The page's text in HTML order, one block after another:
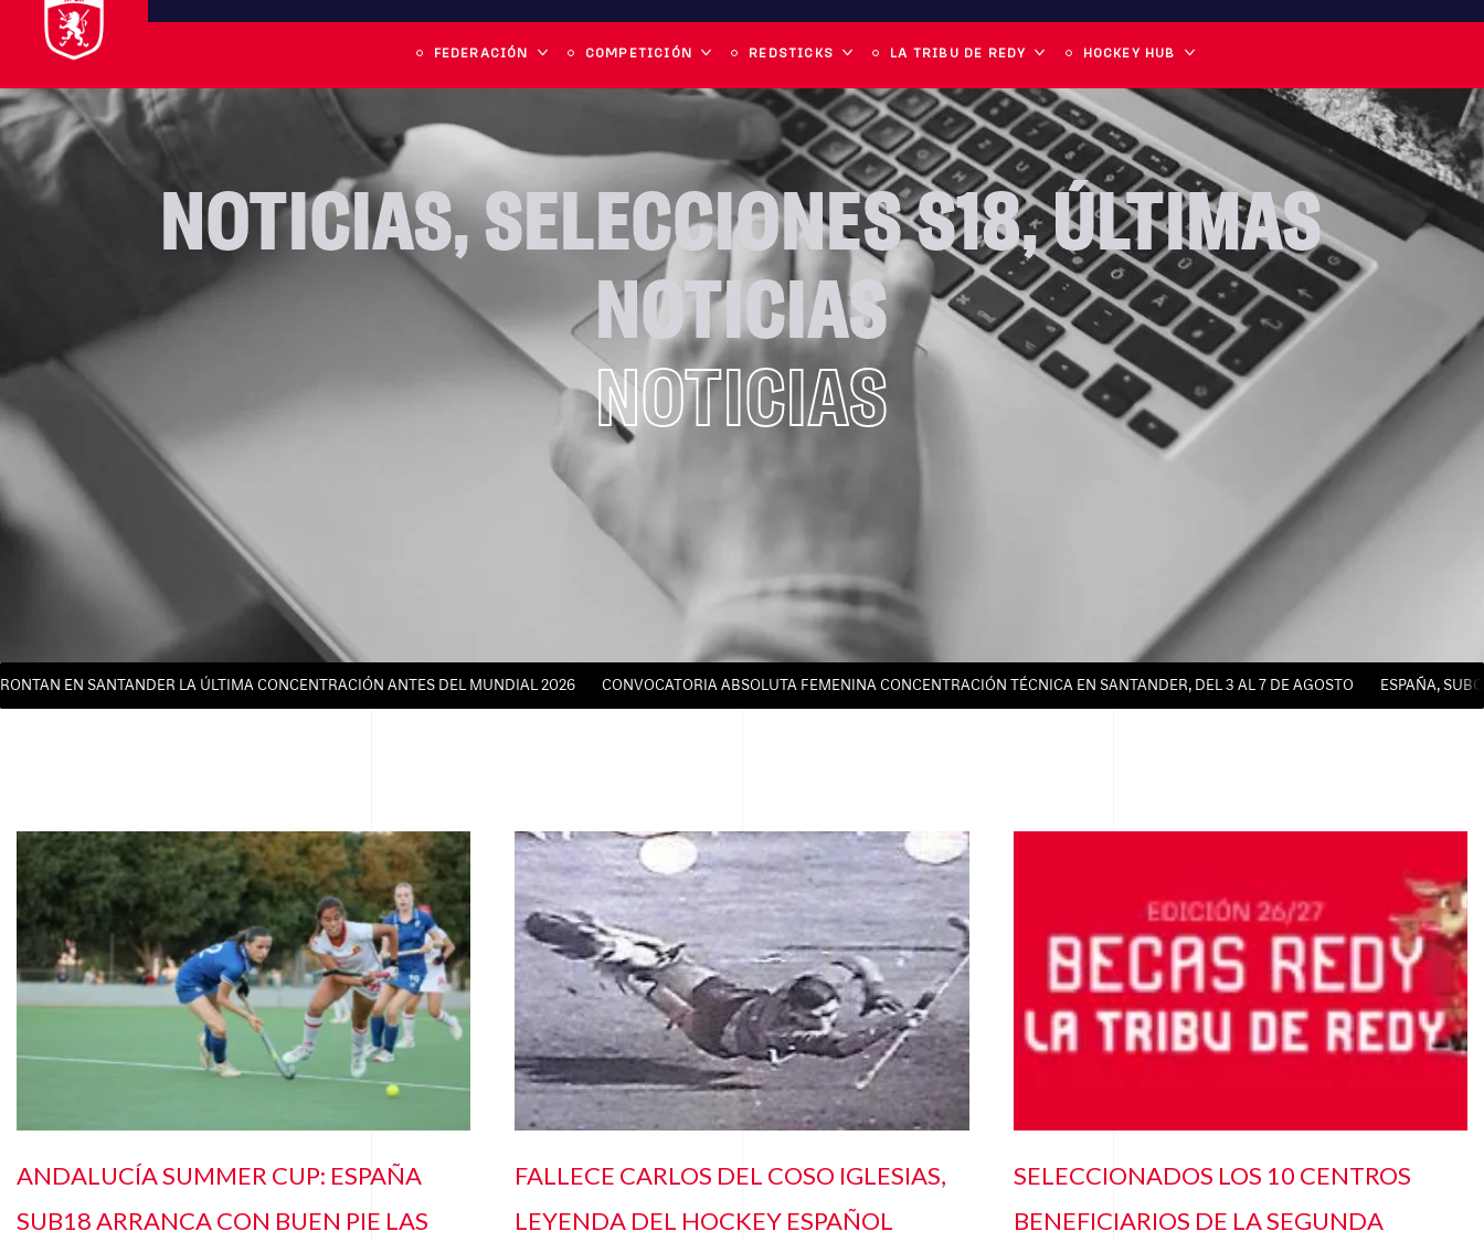
FEDERACIÓN COMPETICIÓN REDSTICKS LA TRIBU DE REDY HOCKEY HUB
NOTICIAS,SELECCIONES S18,ÚLTIMAS
NOTICIAS
NOTICIAS
EN SANTANDER LA ÚLTIMA CONCENTRACIÓN ANTES DEL MUNDIAL 2026 CONVOCATORIA ABSOLUTA FEMENINA CONCENTRACIÓN TÉCNICA EN SANTANDER, DEL 3 AL 7 DE AGOSTO ESPAÑA,
ANDALUCÍA SUMMER CUP: ESPAÑA
SUB18 ARRANCA CON BUEN PIE LAS
FALLECE CARLOS DEL COSO IGLESIAS,
LEYENDA DEL HOCKEY ESPAÑOL
SELECCIONADOS LOS 10 CENTROS
BENEFICIARIOS DE LA SEGUNDA